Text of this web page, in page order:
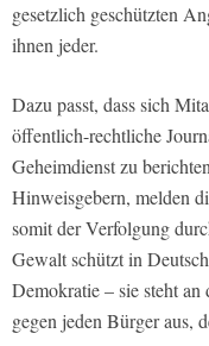
gesetzlich geschützten
ihnen jeder.
Dazu passt, dass sich
öffentlich-rechtliche
Geheimdienst zu
Hinweisgebern, melden
somit der Verfolgung
Gewalt schützt in
Demokratie – sie steht
gegen jeden Bürger aus,